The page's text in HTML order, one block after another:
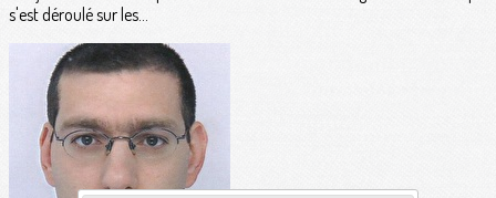
s'est déroulé sur les...